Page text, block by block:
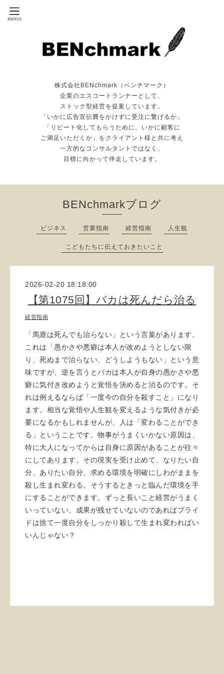
株式会社BENchmark（ベンチマーク）
企業のエスコートランナーとして、
ストック型経営を提案しています。
「いかに広告宣伝費をかけずに受注に繋げるか」
「リピート化してもらうために、いかに顧客に
ご満足いただくか」をクライアント様と共に考え
一方的なコンサルタントではなく、
目標に向かって伴走しています。
BENchmarkブログ
ビジネス 営業指南 経営指南 人生観
こどもたちに伝えておきたいこと
2026-02-20 18:18:00
【第1075回】バカは死んだら治る
経営指南
「馬鹿は死んでも治らない」という言葉があります。
これは「愚かさや悪癖は本人が改めようとしない限
り、死ぬまで治らない、どうしようもない」という意
味ですが、逆を言うとバカは本人が自身の愚かさや悪
癖に気付き改めようと覚悟を決めると治るのです。そ
れは例えるならば「一度今の自分を殺すこと」になり
ます。相当な覚悟や人生観を変えるような気付きが必
要になるかもしれませんが、人は「変わることができ
る」ということです。物事がうまくいかない原因は、
特に大人になってからは自身に原因があることが往々
にしてあります。その現実を受け止めて、なりたい自
分、ありたい自分、求める環境を明確にしわがままを
殺し生まれ変わる。そうするときっと臨んだ環境を手
にすることができます。ずっと長いこと経営がうまく
いっていない、成果が残せていないのであればプライ
ドは捨て一度自分をしっかり殺して生まれ変わればい
いんじゃない？